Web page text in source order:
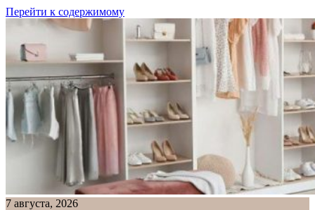
Перейти к содержимому
7 августа, 2026